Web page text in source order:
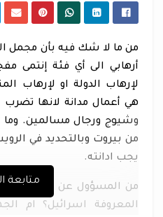
من ما لا شك فيه بأن مجمل
أرهابي الى أي فئة إنتمى
لإرهاب الدولة او لإرهاب
هي أعمال مدانة لانها
وشيوج ورجال مسالمين. وما
من بيروت وبالتحديد في
يجب ادانته.
من المسؤول عن ما حدث
المعروفة اسرائيل؟ ام
متابعة